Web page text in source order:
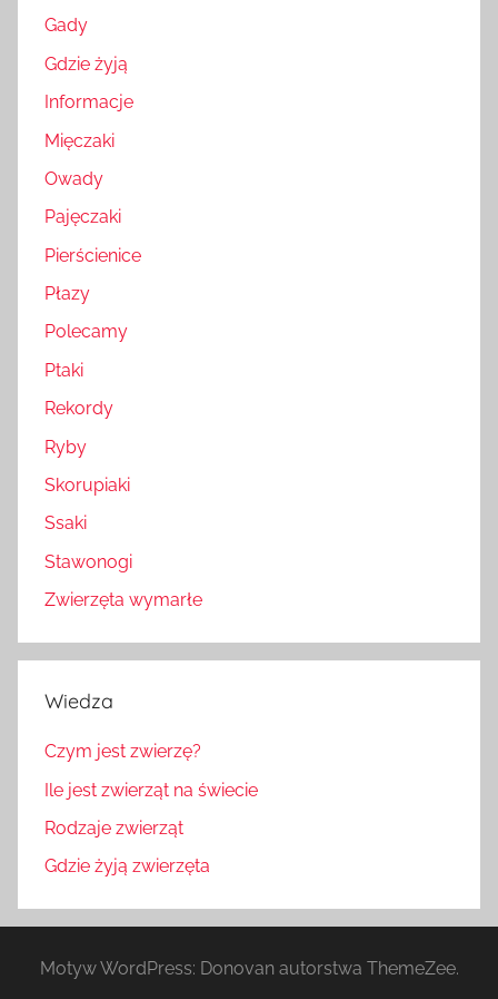
Gady
Gdzie żyją
Informacje
Mięczaki
Owady
Pajęczaki
Pierścienice
Płazy
Polecamy
Ptaki
Rekordy
Ryby
Skorupiaki
Ssaki
Stawonogi
Zwierzęta wymarłe
Wiedza
Czym jest zwierzę?
Ile jest zwierząt na świecie
Rodzaje zwierząt
Gdzie żyją zwierzęta
Motyw WordPress: Donovan autorstwa ThemeZee.